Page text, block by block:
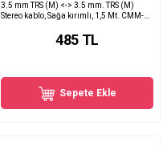
3.5 mm TRS (M) <-> 3.5 mm. TRS (M)
Stereo kablo, Sağa kırımlı, 1,5 Mt. CMM-
485 TL
Sepete Ekle